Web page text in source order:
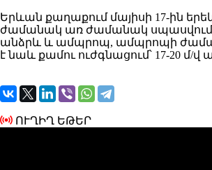
Երևան քաղաքում մայիսի 17-ին
ժամանակ առ ժամանակ
անձրև և ամպրոպ, ամպրոպի
է նաև քամու ուժգնացում՝ 17-20 մ/վ
ՈՒՂԻՂ ԵԹԵՐ